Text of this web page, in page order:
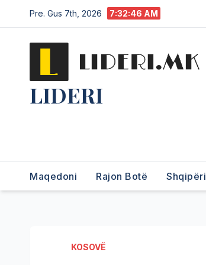
Pre. Gus 7th, 2026 7:32:47 AM
LIDERI
Maqedoni Rajon Botë Shqipëri
KOSOVË